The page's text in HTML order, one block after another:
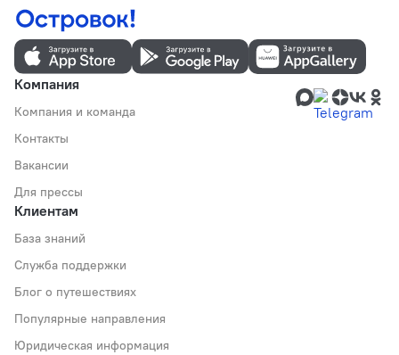
Компания
Компания и команда
Контакты
Вакансии
Для прессы
Клиентам
База знаний
Служба поддержки
Блог о путешествиях
Популярные направления
Юридическая информация